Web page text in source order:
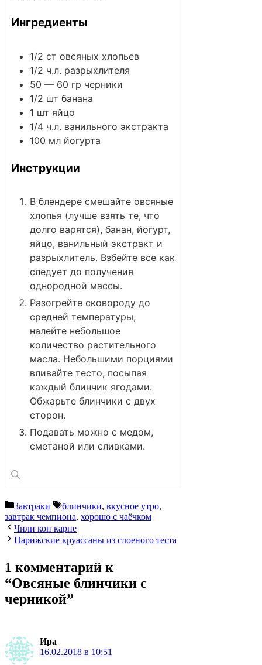
Ингредиенты
1/2 ст овсяных хлопьев
1/2 ч.л. разрыхлителя
50 — 60 гр черники
1/2 шт банана
1 шт яйцо
1/4 ч.л. ванильного экстракта
100 мл йогурта
Инструкции
В блендере смешайте овсяные
хлопья (лучше взять те, что
долго варятся), банан, йогурт,
яйцо, ванильный экстракт и
разрыхлитель. Взбейте все как
следует до получения
однородной массы.
Разогрейте сковороду до
средней температуры,
налейте небольшое
количество растительного
масла. Небольшими порциями
вливайте тесто, посыпая
каждый блинчик ягодами.
Обжарьте блинчики с двух
сторон.
Подавать можно с медом,
сметаной или сливками.
Рубрики
Завтраки Метки
блинчики, вкусное утро,
завтрак чемпиона, хорошо с чаёчком
Чили кон карне
Парижские круассаны из слоеного теста
1 комментарий к
“Овсяные блинчики с
черникой”
Ира
16.02.2018 в 10:51